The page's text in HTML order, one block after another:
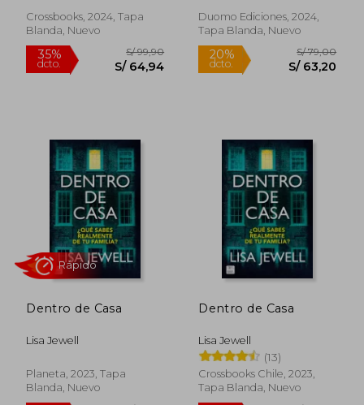
Crossbooks, 2024, Tapa
Blanda, Nuevo
35%
dcto. S/ 64,94
Duomo Ediciones, 2024,
Tapa Blanda, Nuevo
20%
dcto.
Dentro de Casa
Lisa Jewell
Planeta, 2023, Tapa
Blanda, Nuevo
Dentro de Casa
Lisa Jewell
(13)
Crossbooks Chile, 2023,
Tapa Blanda, Nuevo